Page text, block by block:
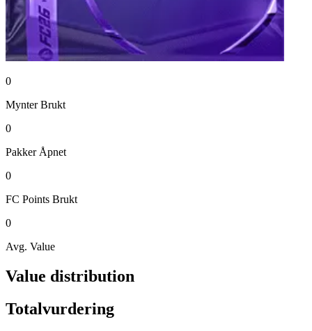
0
Mynter Brukt
0
Pakker Åpnet
0
FC Points Brukt
0
Avg. Value
Value distribution
Totalvurdering